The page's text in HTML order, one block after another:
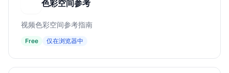
色彩空间参考
视频色彩空间参考指南
Free 仅在浏览器中